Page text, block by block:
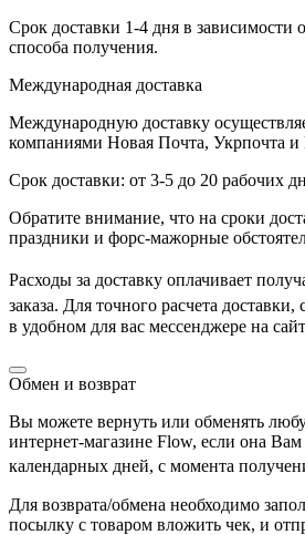
Срок доставки 1-4 дня в зависимости
способа получения.
Международная доставка
Международную доставку
компаниями Новая Почта, Укрпочта и
Срок доставки: от 3-5 до 20 рабочих
Обратите внимание, что на сроки
праздники и форс-мажорные
Расходы за доставку оплачивает
заказа. Для точного расчета доставки,
в удобном для вас мессенджере на
Обмен и возврат
Вы можете вернуть или обменять
интернет-магазине Flow, если она
календарных дней, с момента
Для возврата/обмена необходимо
посылку с товаром вложить чек, и